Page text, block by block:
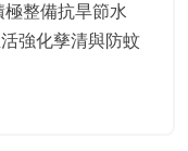
整備抗旱節水
強化孳清與防蚊